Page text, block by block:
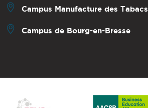
Campus Manufacture des Tabacs
Campus de Bourg-en-Bresse